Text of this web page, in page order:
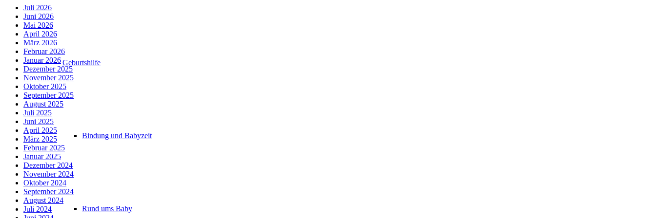
Geburtshilfe
Bindung und Babyzeit
Rund ums Baby
Juli 2026
Juni 2026
Mai 2026
April 2026
März 2026
Februar 2026
Januar 2026
Dezember 2025
November 2025
Oktober 2025
September 2025
August 2025
Juli 2025
Juni 2025
April 2025
März 2025
Februar 2025
Januar 2025
Dezember 2024
November 2024
Oktober 2024
September 2024
August 2024
Juli 2024